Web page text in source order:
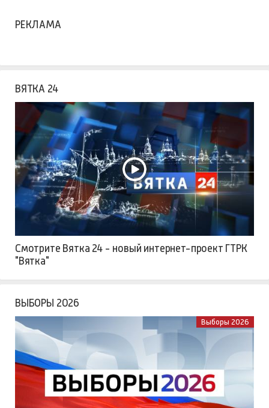
РЕКЛАМА
ВЯТКА 24
Смотрите Вятка 24 - новый интернет-проект ГТРК
"Вятка"
ВЫБОРЫ 2026
Выборы 2026